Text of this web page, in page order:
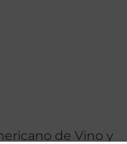
de Vino y